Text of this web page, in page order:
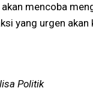
mencoba
yang urgen
Politik